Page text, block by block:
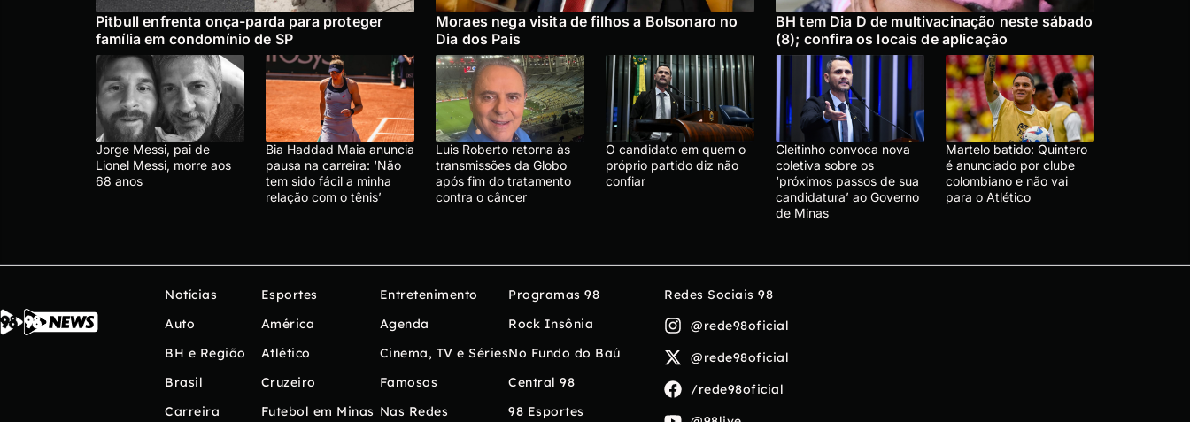
Pitbull enfrenta onça-parda para proteger
família em condomínio de SP
Moraes nega visita de filhos a Bolsonaro no
Dia dos Pais
BH tem Dia D de multivacinação neste sábado
(8); confira os locais de aplicação
Jorge Messi, pai de
Lionel Messi, morre aos
68 anos
Bia Haddad Maia anuncia
pausa na carreira: ‘Não
tem sido fácil a minha
relação com o tênis’
Luis Roberto retorna às
transmissões da Globo
após fim do tratamento
contra o câncer
O candidato em quem o
próprio partido diz não
confiar
Cleitinho convoca nova
coletiva sobre os
‘próximos passos de sua
candidatura’ ao Governo
de Minas
Martelo batido: Quintero
é anunciado por clube
colombiano e não vai
para o Atlético
Notícias
Auto
BH e Região
Brasil
Carreira
Esportes
América
Atlético
Cruzeiro
Futebol em Minas
Entretenimento
Agenda
Cinema, TV e Séries
Famosos
Nas Redes
Programas 98
Rock Insônia
No Fundo do Baú
Central 98
98 Esportes
Redes Sociais 98
@rede98oficial
@rede98oficial
/rede98oficial